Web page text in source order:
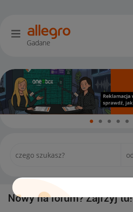
Gadane
Nowy na forum? Zajrzyj tu!